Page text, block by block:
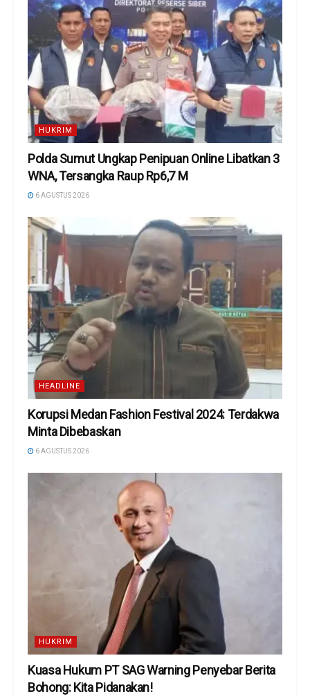
HUKRIM
Polda Sumut Ungkap Penipuan Online Libatkan 3
WNA, Tersangka Raup Rp6,7 M
6 AGUSTUS 2026
HEADLINE
Korupsi Medan Fashion Festival 2024: Terdakwa
Minta Dibebaskan
6 AGUSTUS 2026
HUKRIM
Kuasa Hukum PT SAG Warning Penyebar Berita
Bohong: Kita Pidanakan!